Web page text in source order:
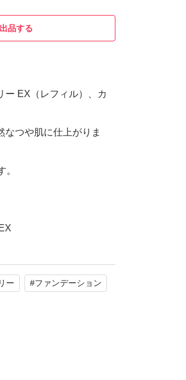
品する
ー EX（レフィル）、カ
なつや肌に仕上がりま
。
ー #ファンデーション